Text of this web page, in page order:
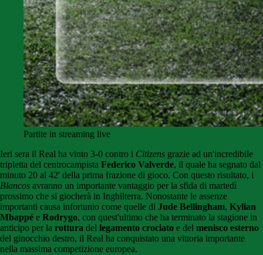
Partite in streaming live
Ieri sera il Real ha vinto 3-0 contro i Citizens grazie ad un'incredibile
tripletta del centrocampista Federico Valverde, il quale ha segnato dal
minuto 20 al 42' della prima frazione di gioco. Con questo risultato, i
Blancos avranno un importante vantaggio per la sfida di martedì
prossimo che si giocherà in Inghilterra. Nonostante le assenze
importanti causa infortunio come quelle di Jude Bellingham, Kylian
Mbappé e Rodrygo, con quest'ultimo che ha terminato la stagione in
anticipo per la rottura del legamento crociato e del menisco esterno
del ginocchio destro, il Real ha conquistato una vittoria importante
nella massima competizione europea.